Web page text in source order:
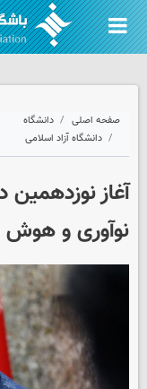
صفحه اصلی
دانشگاه
دانشگاه آزاد اسلامی
آغاز نوزدهمین
نوآوری و هوش